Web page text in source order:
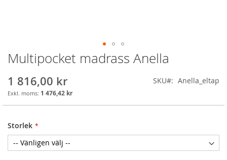
Skip
to
the
beginning
of
the
gallery
Multipocket madrass Anella
1 816,00 kr
1 476,42 kr
SKU Anella_eltap
Storlek